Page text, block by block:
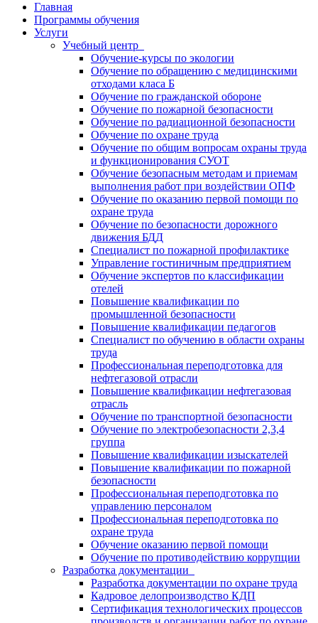
Главная
Программы обучения
Услуги
Учебный центр
Обучение-курсы по экологии
Обучение по обращению с медицинскими
отходами класа Б
Обучение по гражданской обороне
Обучение по пожарной безопасности
Обучение по радиационной безопасности
Обучение по охране труда
Обучение по общим вопросам охраны труда
и функционирования СУОТ
Обучение безопасным методам и приемам
выполнения работ при воздействии ОПФ
Обучение по оказанию первой помощи по
охране труда
Обучение по безопасности дорожного
движения БДД
Специалист по пожарной профилактике
Управление гостиничным предприятием
Обучение экспертов по классификации
отелей
Повышение квалификации по
промышленной безопасности
Повышение квалификации педагогов
Специалист по обучению в области охраны
труда
Профессиональная переподготовка для
нефтегазовой отрасли
Повышение квалификации нефтегазовая
отрасль
Обучение по транспортной безопасности
Обучение по электробезопасности 2,3,4
группа
Повышение квалификации изыскателей
Повышение квалификации по пожарной
безопасности
Профессиональная переподготовка по
управлению персоналом
Профессиональная переподготовка по
охране труда
Обучение оказанию первой помощи
Обучение по противодействию коррупции
Разработка документации
Разработка документации по охране труда
Кадровое делопроизводство КДП
Сертификация технологических процессов